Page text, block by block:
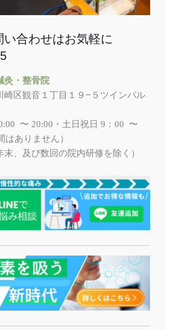
い合わせはお気軽に
灸・整骨院
崎区観音１丁目１９−５ツインパル
〜 20:00・ 土日祝日 9：00 〜
はありません）
、及び数回の院内研修を除く）